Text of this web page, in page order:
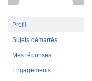
Profil
Sujets démarrés
Mes réponses
Engagements